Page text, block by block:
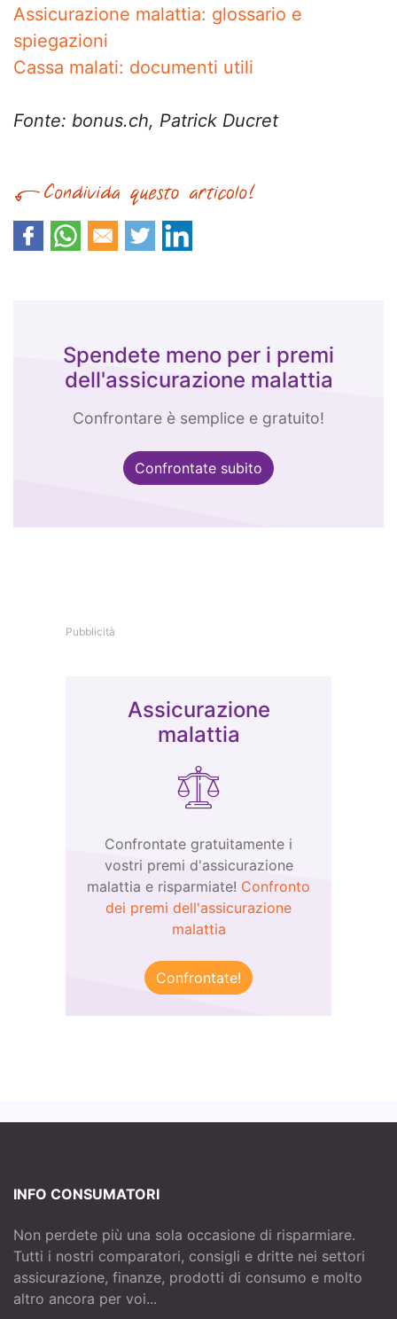
Assicurazione malattia: glossario e
spiegazioni
Cassa malati: documenti utili
Fonte: bonus.ch, Patrick Ducret
Spendete meno per i premi
dell'assicurazione malattia
Confrontare è semplice e gratuito!
Confrontate subito
Pubblicità
Assicurazione
malattia
Confrontate gratuitamente i
vostri premi d'assicurazione
malattia e risparmiate! Confronto
dei premi dell'assicurazione
malattia
Confrontate!
INFO CONSUMATORI
Non perdete più una sola occasione di risparmiare.
Tutti i nostri comparatori, consigli e dritte nei settori
assicurazione, finanze, prodotti di consumo e molto
altro ancora per voi...